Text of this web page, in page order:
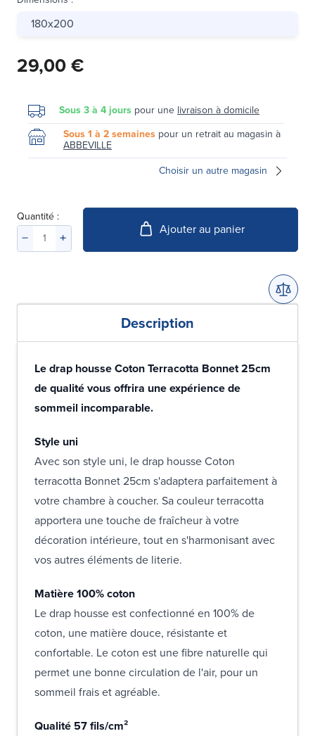
180x200
29,00 €
Sous 3 à 4 jours pour une livraison à domicile
Sous 1 à 2 semaines pour un retrait au magasin à
ABBEVILLE
Choisir un autre magasin
Quantité :
Ajouter au panier
Description
Le drap housse Coton Terracotta Bonnet 25cm
de qualité vous offrira une expérience de
sommeil incomparable.
Style uni
Avec son style uni, le drap housse Coton
terracotta Bonnet 25cm s'adaptera parfaitement à
votre chambre à coucher. Sa couleur terracotta
apportera une touche de fraîcheur à votre
décoration intérieure, tout en s'harmonisant avec
vos autres éléments de literie.
Matière 100% coton
Le drap housse est confectionné en 100% de
coton, une matière douce, résistante et
confortable. Le coton est une fibre naturelle qui
permet une bonne circulation de l'air, pour un
sommeil frais et agréable.
Qualité 57 fils/cm²